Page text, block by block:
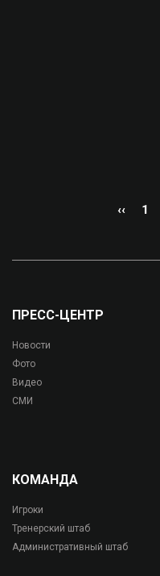
‹‹ 1
ПРЕСС-ЦЕНТР
Новости
Фото
Видео
СМИ
КОМАНДА
Игроки
Тренерский штаб
Административный штаб